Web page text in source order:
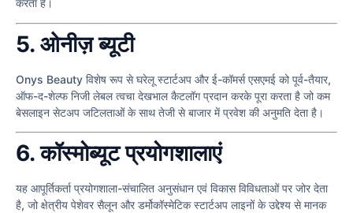
करता है।
5. ओनीज़ ब्यूटी
Onys Beauty विशेष रूप से घरेलू स्टार्टअप और ई-कॉमर्स एसएमई को पूर्व-तैयार,
ऑफ-द-शेल्फ निजी लेबल त्वचा देखभाल कैटलॉग प्रदान करके पूरा करता है जो कम
बेसलाइन सेटअप जटिलताओं के साथ तेजी से बाजार में प्रवेश की अनुमति देता है।
6. कॉस्मोब्यूट प्रयोगशालाएं
यह आपूर्तिकर्ता प्रयोगशाला-संचालित अनुसंधान एवं विकास विविधताओं पर जोर देता
है, जो क्षेत्रीय पेशेवर सैलून और डर्मोकॉस्मेटिक स्टार्टअप लाइनों के उद्देश्य से मानक